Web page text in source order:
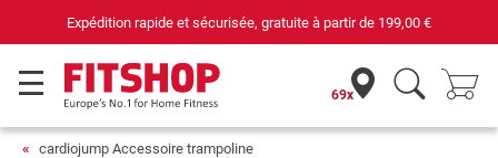
Expédition rapide et sécurisée, gratuite à partir de 199,00 €
69x
cardiojump Accessoire trampoline